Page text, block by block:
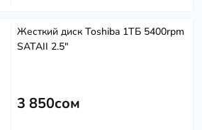
Жесткий диск Toshiba 1ТБ 5400rpm
SATAII 2.5"
3 850сом